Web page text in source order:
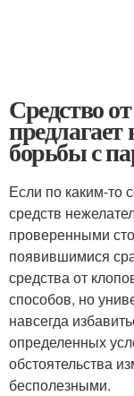
Средство
борьбы с
Если по каким-то
средств
проверенными
появившимися
средства от
способов, но
навсегда
определенных
обстоятельства
бесполезными.